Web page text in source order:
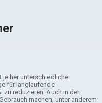
je her unterschiedliche
für langlaufende
zu reduzieren. Auch in der
machen, unter anderem